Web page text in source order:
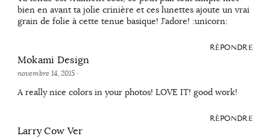
bien en avant ta jolie crinière et ces lunettes ajoute un vrai
grain de folie à cette tenue basique! J’adore! :unicorn:
RÉPONDRE
Mokami Design
novembre 14, 2015·
A really nice colors in your photos! LOVE IT! good work!
RÉPONDRE
Larry Cow Ver